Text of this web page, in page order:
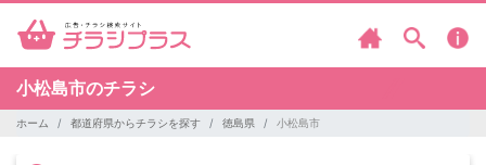
小松島市のチラシ
ホーム 都道府県からチラシを探す 徳島県 小松島市